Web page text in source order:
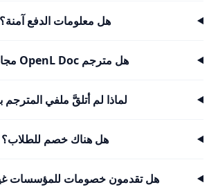
هل معلومات الدفع آمنة؟
هل مترجم OpenL Doc مجاني؟
لماذا لم أتلقَّ ملفي المترجم
هل هناك خصم للطلاب؟
هل تقدمون خصومات للمؤسسات